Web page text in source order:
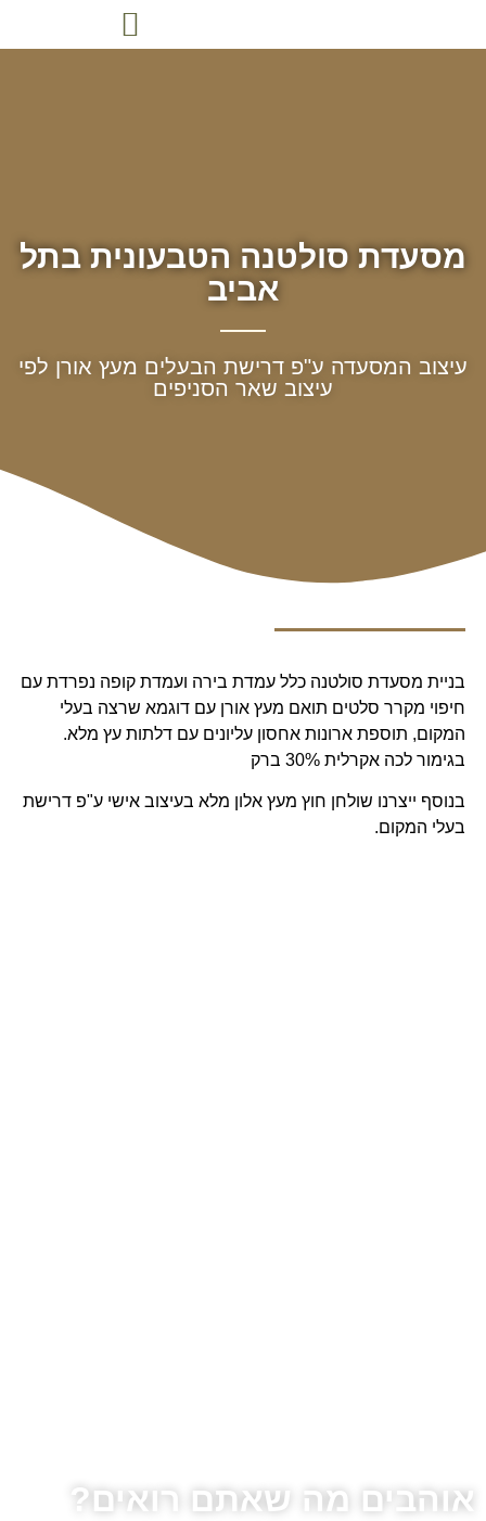
מסעדת סולטנה הטבעונית בתל
אביב
עיצוב המסעדה ע"פ דרישת הבעלים מעץ אורן לפי
עיצוב שאר הסניפים
בניית מסעדת סולטנה כלל עמדת בירה ועמדת קופה נפרדת עם
חיפוי מקרר סלטים תואם מעץ אורן עם דוגמא שרצה בעלי
המקום, תוספת ארונות אחסון עליונים עם דלתות עץ מלא.
בגימור לכה אקרלית 30% ברק
בנוסף ייצרנו שולחן חוץ מעץ אלון מלא בעיצוב אישי ע"פ דרישת
בעלי המקום.
אוהבים מה שאתם רואים?